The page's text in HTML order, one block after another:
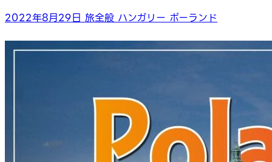
2022年8月29日 旅全般 ハンガリー ポーランド